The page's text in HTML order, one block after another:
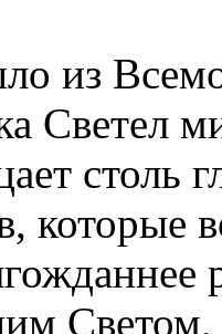
из
Светел
столь
которые
Светом,